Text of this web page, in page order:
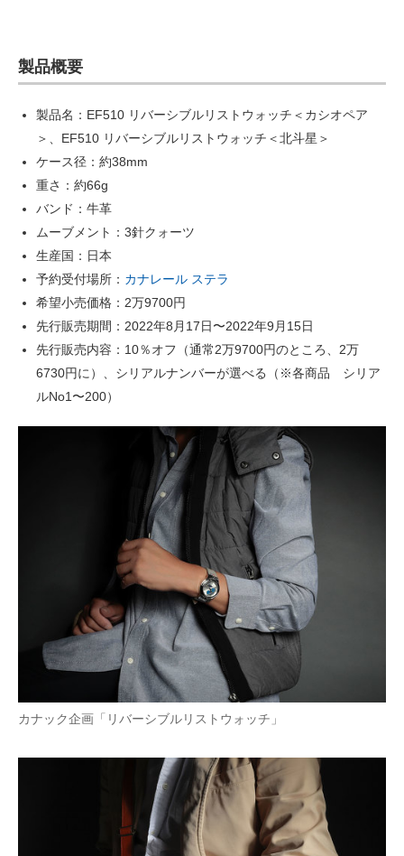
製品概要
製品名：EF510 リバーシブルリストウォッチ＜カシオペア
＞、EF510 リバーシブルリストウォッチ＜北斗星＞
ケース径：約38mm
重さ：約66g
バンド：牛革
ムーブメント：3針クォーツ
生産国：日本
予約受付場所： カナレール ステラ
希望小売価格：2万9700円
先行販売期間：2022年8月17日〜2022年9月15日
先行販売内容：10％オフ（通常2万9700円のところ、2万
6730円に）、シリアルナンバーが選べる（※各商品 シリア
ルNo1〜200）
カナック企画「リバーシブルリストウォッチ」